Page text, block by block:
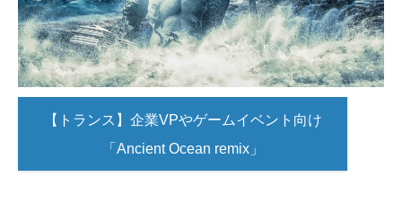
【トランス】企業VPやゲームイベント向け
「Ancient Ocean remix」